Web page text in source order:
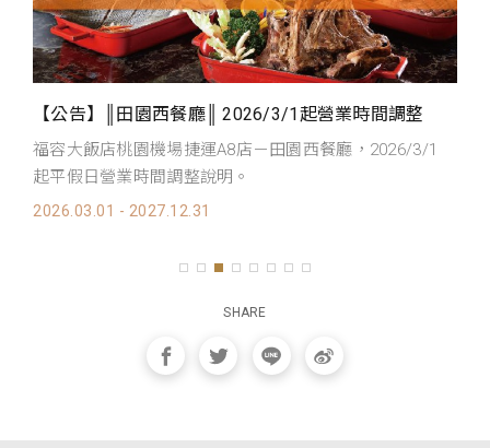
【公告】║田園西餐廳║ 2026/3/1起營業時間調整
福容大飯店桃園機場捷運A8店－田園西餐廳，2026/3/1
起平假日營業時間調整說明。
2026.03.01 - 2027.12.31
SHARE